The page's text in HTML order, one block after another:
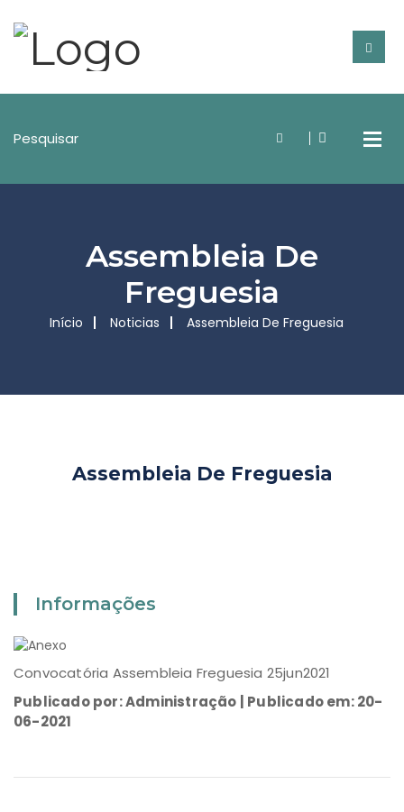
Assembleia De
Freguesia
Início Noticias Assembleia De Freguesia
Assembleia De Freguesia
Informações
Convocatória Assembleia Freguesia 25jun2021
Publicado por: Administração | Publicado em: 20-
06-2021